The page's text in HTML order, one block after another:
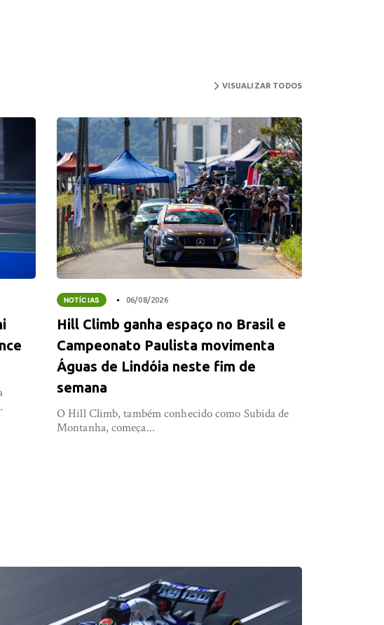
VISUALIZAR TODOS
NOTÍCIAS 06/08/2026
Hill Climb ganha espaço no Brasil e
Campeonato Paulista movimenta
Águas de Lindóia neste fim de
semana
O Hill Climb, também conhecido como Subida de
Montanha, começa...